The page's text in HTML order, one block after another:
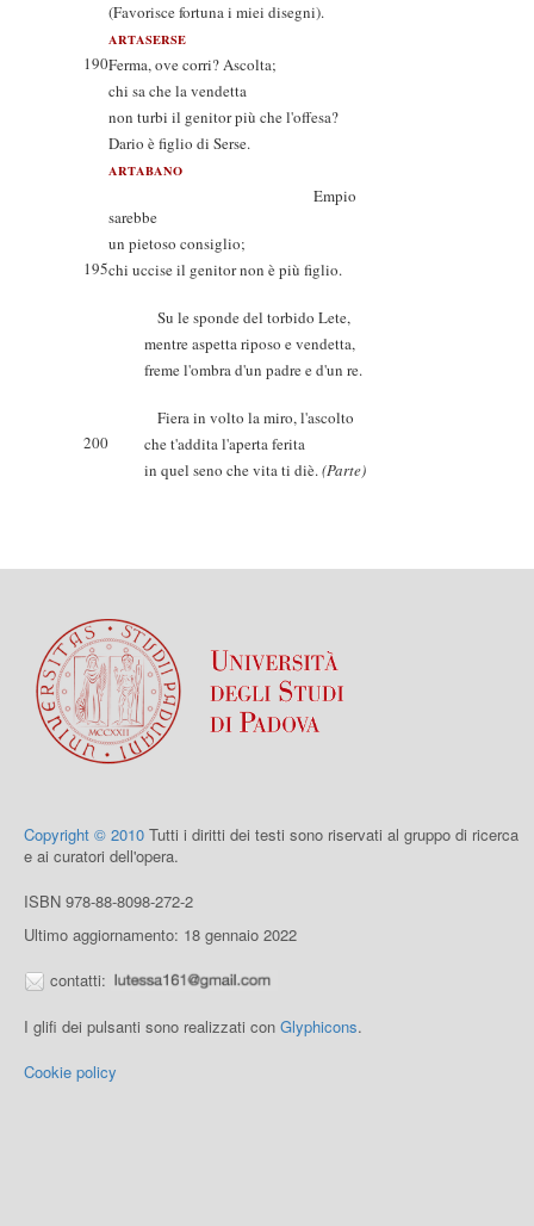
(Favorisce fortuna i miei disegni).
ARTASERSE
190Ferma, ove corri? Ascolta;
chi sa che la vendetta
non turbi il genitor più che l'offesa?
Dario è figlio di Serse.
ARTABANO
Empio
sarebbe
un pietoso consiglio;
195chi uccise il genitor non è più figlio.
Su le sponde del torbido Lete,
mentre aspetta riposo e vendetta,
freme l'ombra d'un padre e d'un re.
Fiera in volto la miro, l'ascolto
200
che t'addita l'aperta ferita
in quel seno che vita ti diè.(Parte)
Copyright © 2010 Tutti i diritti dei testi sono riservati al gruppo di ricerca
e ai curatori dell'opera.
ISBN 978-88-8098-272-2
Ultimo aggiornamento: 18 gennaio 2022
contatti:
I glifi dei pulsanti sono realizzati con Glyphicons.
Cookie policy